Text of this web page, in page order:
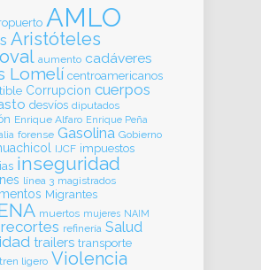
AMLO
Aristóteles
aumento cadáveres
Lomelí centroamericanos
Corrupcion cuerpos
desvíos diputados
Enrique Alfaro Enrique Peña
forense Gasolina Gobierno
IJCF impuestos
inseguridad
línea 3 magistrados
Migrantes
muertos mujeres NAIM
recortes refinería Salud
trailers transporte
tren ligero Violencia